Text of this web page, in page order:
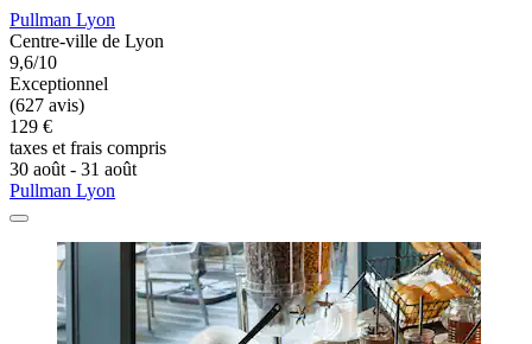
Pullman Lyon
Centre-ville de Lyon
9,6/10
Exceptionnel
(627 avis)
129 €
taxes et frais compris
30 août - 31 août
Pullman Lyon